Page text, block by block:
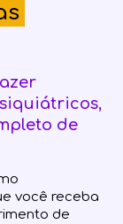
de
você receba
de